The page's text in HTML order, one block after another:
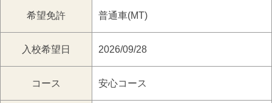
希望免許 普通車(MT)
入校希望日 2026/09/28
コース 安心コース